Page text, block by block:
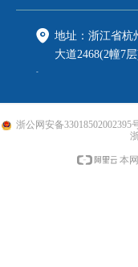
地址： 浙江省杭
大道2468(2幢7
邮箱：
浙公网安备33018502002395
本